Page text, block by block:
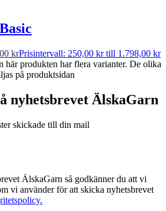
krPrisintervall: 250,00 kr till 1.798,00 kr
här produkten har flera varianter. De olika
på produktsidan
nyhetsbrevet ÄlskaGarn
skickade till din mail
ÄlskaGarn så godkänner du att vi
vi använder för att skicka nyhetsbrevet